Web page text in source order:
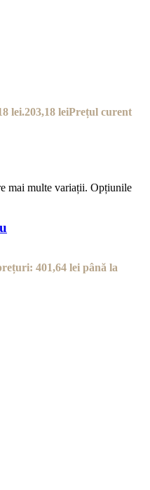
lei.203,18 leiPrețul curent
mai multe variații. Opțiunile
401,64 lei până la